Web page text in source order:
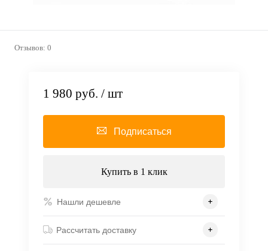
Отзывов: 0
1 980 руб. / шт
Подписаться
Купить в 1 клик
Нашли дешевле
Рассчитать доставку